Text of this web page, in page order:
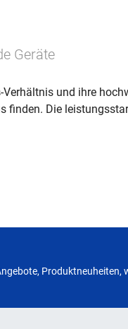
Geräte
und ihre
Die
Produktneuheiten,